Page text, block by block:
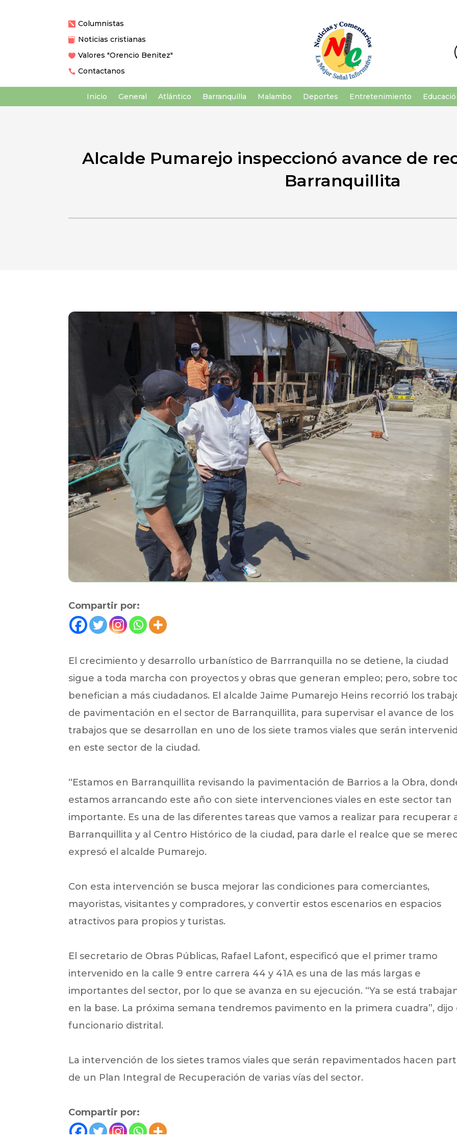
 Columnistas
 Noticias cristianas
 Valores "Orencio Benitez"
 Contactanos
Inicio General Atlántico Barranquilla Malambo Deportes Entretenimiento
Alcalde Pumarejo inspeccionó avance de
Barranquillita
Compartir por:
El crecimiento y desarrollo urbanístico de Barrranquilla no se detiene, la ciudad
sigue a toda marcha con proyectos y obras que generan empleo; pero, sobre
benefician a más ciudadanos. El alcalde Jaime Pumarejo Heins recorrió los
de pavimentación en el sector de Barranquillita, para supervisar el avance de los
trabajos que se desarrollan en uno de los siete tramos viales que serán
en este sector de la ciudad.
“Estamos en Barranquillita revisando la pavimentación de Barrios a la Obra,
estamos arrancando este año con siete intervenciones viales en este sector tan
importante. Es una de las diferentes tareas que vamos a realizar para recuperar
Barranquillita y al Centro Histórico de la ciudad, para darle el realce que se
expresó el alcalde Pumarejo.
Con esta intervención se busca mejorar las condiciones para comerciantes,
mayoristas, visitantes y compradores, y convertir estos escenarios en espacios
atractivos para propios y turistas.
El secretario de Obras Públicas, Rafael Lafont, especificó que el primer tramo
intervenido en la calle 9 entre carrera 44 y 41A es una de las más largas e
importantes del sector, por lo que se avanza en su ejecución. “Ya se está
en la base. La próxima semana tendremos pavimento en la primera cuadra”, dijo
funcionario distrital.
La intervención de los sietes tramos viales que serán repavimentados hacen
de un Plan Integral de Recuperación de varias vías del sector.
Compartir por: